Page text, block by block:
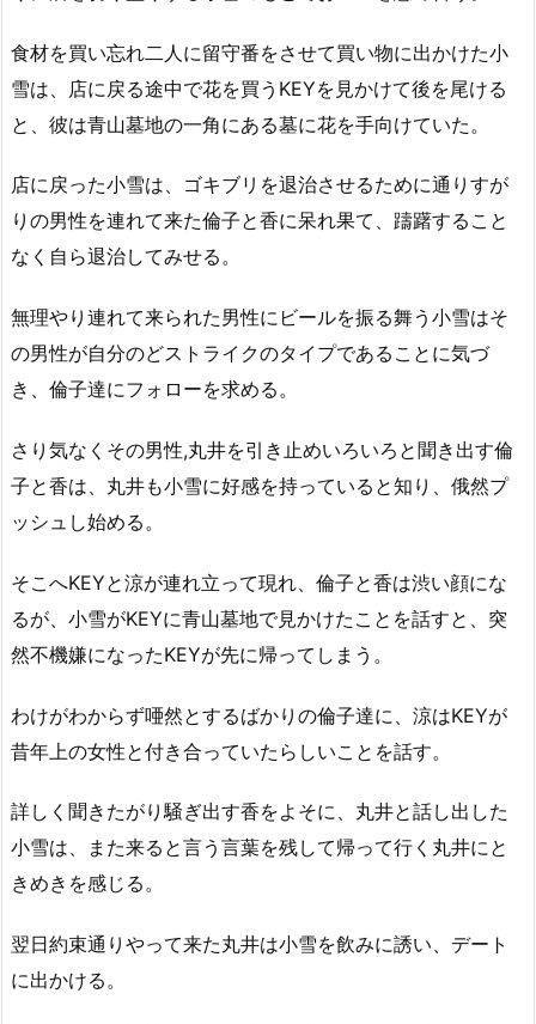
食材を買い忘れ二人に留守番をさせて買い物に出かけた小
雪は、店に戻る途中で花を買うKEYを見かけて後を尾ける
と、彼は青山墓地の一角にある墓に花を手向けていた。
店に戻った小雪は、ゴキブリを退治させるために通りすが
りの男性を連れて来た倫子と香に呆れ果て、躊躇すること
なく自ら退治してみせる。
無理やり連れて来られた男性にビールを振る舞う小雪はそ
の男性が自分のどストライクのタイプであることに気づ
き、倫子達にフォローを求める。
さり気なくその男性,丸井を引き止めいろいろと聞き出す倫
子と香は、丸井も小雪に好感を持っていると知り、俄然プ
ッシュし始める。
そこへKEYと涼が連れ立って現れ、倫子と香は渋い顔にな
るが、小雪がKEYに青山墓地で見かけたことを話すと、突
然不機嫌になったKEYが先に帰ってしまう。
わけがわからず唖然とするばかりの倫子達に、涼はKEYが
昔年上の女性と付き合っていたらしいことを話す。
詳しく聞きたがり騒ぎ出す香をよそに、丸井と話し出した
小雪は、また来ると言う言葉を残して帰って行く丸井にと
きめきを感じる。
翌日約束通りやって来た丸井は小雪を飲みに誘い、デート
に出かける。